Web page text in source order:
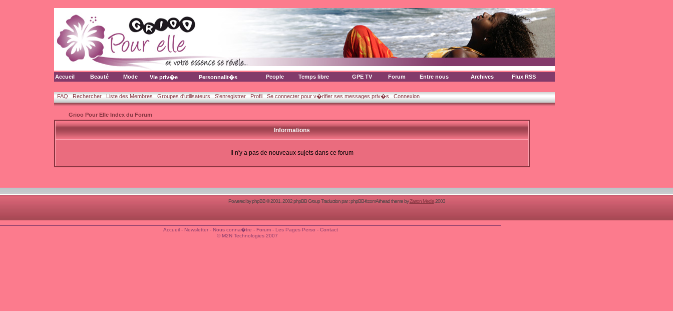
Accueil Beauté Mode Vie priv�e Personnalit�s People Temps libre GPE TV Forum Entre nous Archives Flux RSS
FAQ Rechercher Liste des Membres Groupes d'utilisateurs S'enregistrer Profil Se connecter pour v�rifier ses messages priv�s Connexion
Grioo Pour Elle Index du Forum
Informations
Il n'y a pas de nouveaux sujets dans ce forum
Powered byphpBB© 2001, 2002 phpBB Group Traduction par :phpBB-fr.comAirhead theme byZarron Media2003
Accueil- Newsletter- Nous conna�tre - Forum- Les Pages Perso - Contact
© M2N Technologies 2007